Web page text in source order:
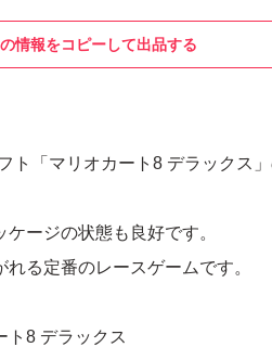
情報をコピーして出品する
ト「マリオカート8 デラックス
ージの状態も良好です。
る定番のレースゲームです。
ト8 デラックス